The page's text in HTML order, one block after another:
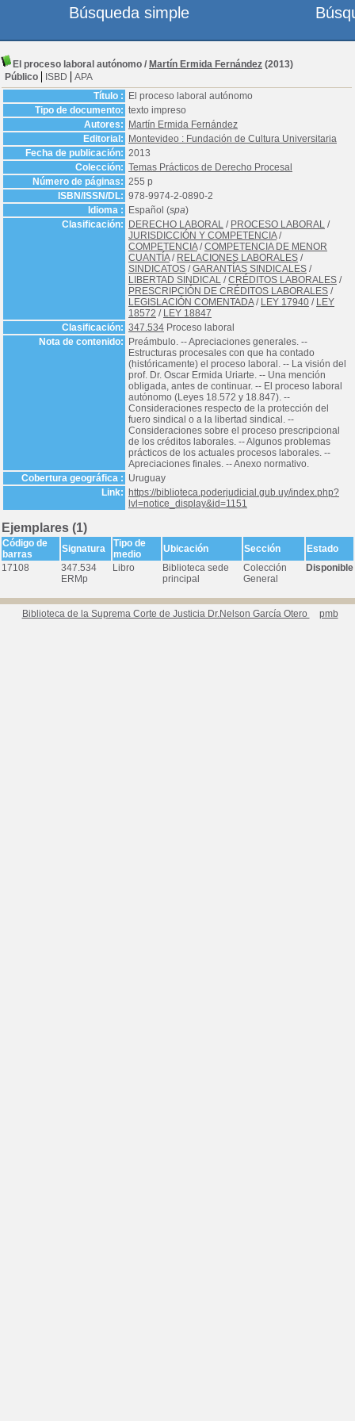
El proceso laboral autónomo / Martín Ermida Fernández (2013)
Público
ISBD
APA
Título :
El proceso laboral autónomo
Tipo de documento: texto impreso
Autores:
Martín Ermida Fernández
Editorial:
Montevideo : Fundación de Cultura Universitaria
Fecha de publicación: 2013
Colección: Temas Prácticos de Derecho Procesal
Número de páginas: 255 p
ISBN/ISSN/DL: 978-9974-2-0890-2
Idioma :
Español (spa)
Clasificación:
DERECHO LABORAL / PROCESO LABORAL /
JURISDICCIÓN Y COMPETENCIA/
COMPETENCIA/COMPETENCIA DE MENOR
CUANTÍA/ RELACIONES LABORALES /
SINDICATOS /GARANTÍAS SINDICALES /
LIBERTAD SINDICAL /CRÉDITOS LABORALES /
PRESCRIPCIÓN DE CRÉDITOS LABORALES /
LEGISLACIÓN COMENTADA/ LEY 17940 / LEY
18572 / LEY 18847
Clasificación: 347.534 Proceso laboral
Nota de contenido:
Preámbulo. -- Apreciaciones generales. --
Estructuras procesales con que ha contado
(históricamente) el proceso laboral. -- La visión del
prof. Dr. Oscar Ermida Uriarte. -- Una mención
obligada, antes de continuar. -- El proceso laboral
autónomo (Leyes 18.572 y 18.847). --
Consideraciones respecto de la protección del
fuero sindical o a la libertad sindical. --
Consideraciones sobre el proceso prescripcional
de los créditos laborales. -- Algunos problemas
prácticos de los actuales procesos laborales. --
Apreciaciones finales. -- Anexo normativo.
Cobertura geográfica : Uruguay
Link:
https://biblioteca.poderjudicial.gub.uy/index.php?
lvl=notice_display&id=1151
Ejemplares (1)
Código de
barras
Signatura
Tipo de
medio
Ubicación Sección
Estado
17108
347.534
ERMp
Libro
Biblioteca sede
principal
Colección
General
Disponible
Biblioteca de la Suprema Corte de Justicia Dr.Nelson García Otero pmb
Búsqueda simple